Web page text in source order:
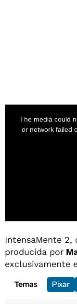
IntensaMente 2,
producida por
exclusivamente
Temas
Pixar